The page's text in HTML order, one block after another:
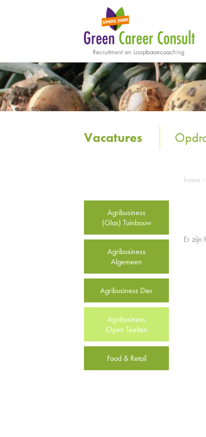
Vacatures
home ›
Er zijn
Agribusiness
(Glas) Tuinbouw
Agribusiness
Algemeen
Agribusiness Dier
Agribusiness
Open Teelten
Food & Retail